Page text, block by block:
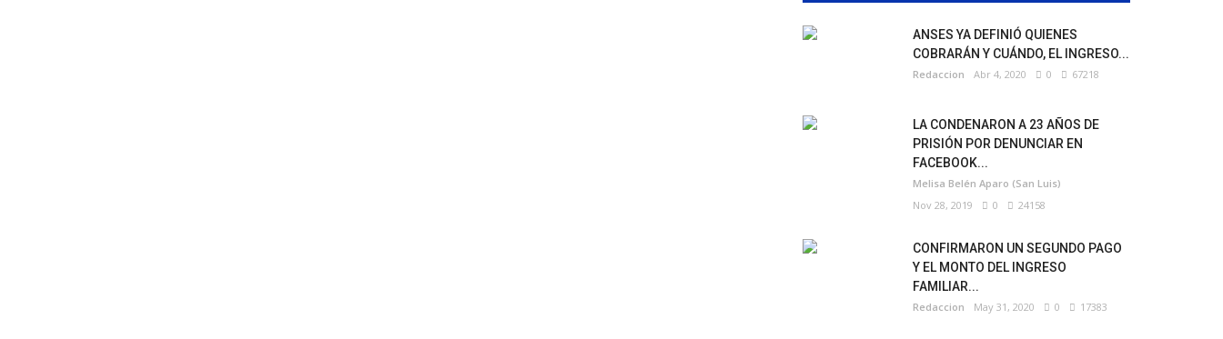
ANSES YA DEFINIÓ QUIENES
COBRARÁN Y CUÁNDO, EL INGRESO...
Redaccion Abr 4, 2020 0 67218
LA CONDENARON A 23 AÑOS DE
PRISIÓN POR DENUNCIAR EN
FACEBOOK...
Melisa Belén Aparo (San Luis)
Nov 28, 2019
0 24158
CONFIRMARON UN SEGUNDO PAGO
Y EL MONTO DEL INGRESO
FAMILIAR...
Redaccion May 31, 2020 0 17383